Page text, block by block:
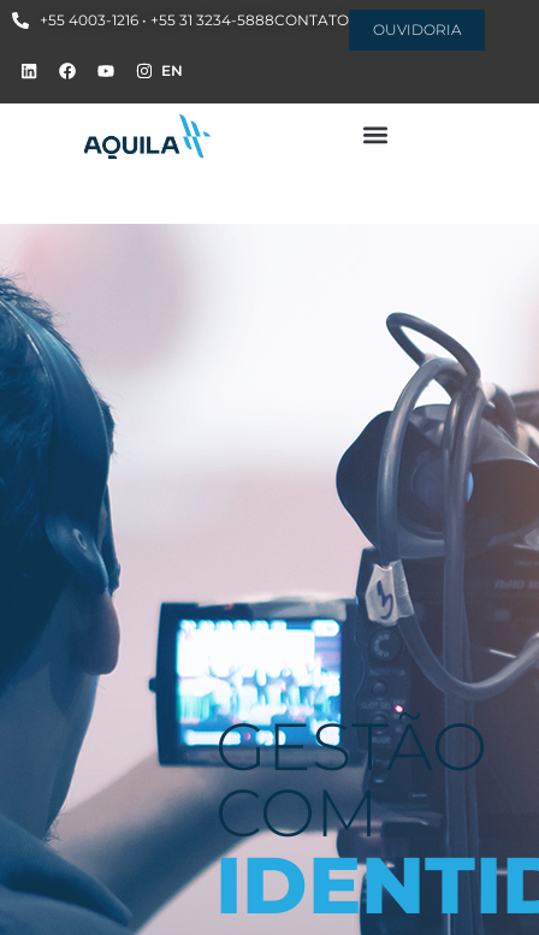
+55 4003-1216 • +55 31 3234-5888CONTATO
OUVIDORIA
EN
GESTÃO
COM